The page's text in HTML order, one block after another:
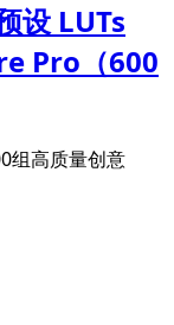
设 LUTs
Pro（600
组高质量创意